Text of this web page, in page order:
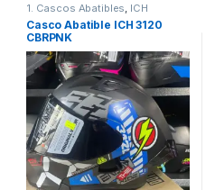
1. Cascos Abatibles, ICH
Casco Abatible ICH 3120
CBRPNK